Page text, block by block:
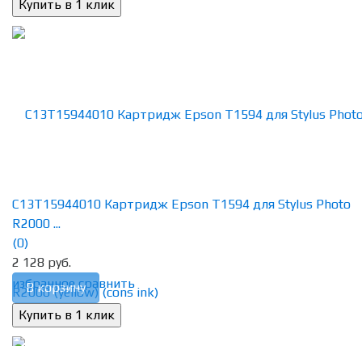
избранное сравнить
C13T15944010 Картридж Epson T1594 для Stylus Photo
R2000 ...
(0)
2 128 руб.
В корзину